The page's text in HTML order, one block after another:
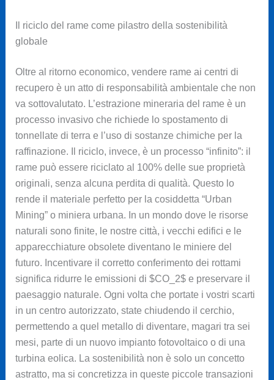
Il riciclo del rame come pilastro della sostenibilità
globale
Oltre al ritorno economico, vendere rame ai centri di
recupero è un atto di responsabilità ambientale che non
va sottovalutato. L’estrazione mineraria del rame è un
processo invasivo che richiede lo spostamento di
tonnellate di terra e l’uso di sostanze chimiche per la
raffinazione. Il riciclo, invece, è un processo “infinito”: il
rame può essere riciclato al 100% delle sue proprietà
originali, senza alcuna perdita di qualità. Questo lo
rende il materiale perfetto per la cosiddetta “Urban
Mining” o miniera urbana. In un mondo dove le risorse
naturali sono finite, le nostre città, i vecchi edifici e le
apparecchiature obsolete diventano le miniere del
futuro. Incentivare il corretto conferimento dei rottami
significa ridurre le emissioni di $CO_2$e preservare il
paesaggio naturale. Ogni volta che portate i vostri scarti
in un centro autorizzato, state chiudendo il cerchio,
permettendo a quel metallo di diventare, magari tra sei
mesi, parte di un nuovo impianto fotovoltaico o di una
turbina eolica. La sostenibilità non è solo un concetto
astratto, ma si concretizza in queste piccole transazioni